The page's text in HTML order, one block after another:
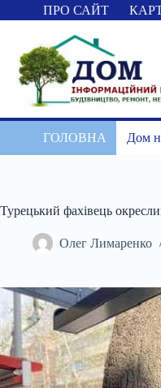
Перейти
до
ПРО САЙТ
ГОЛОВНА Дом
Турецький фахівець
Олег Лимаренко